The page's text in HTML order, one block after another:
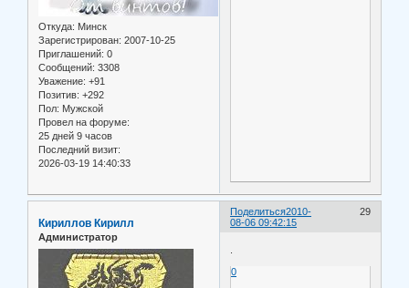
Откуда: Минск
Зарегистрирован: 2007-10-25
Приглашений: 0
Сообщений: 3308
Уважение: +91
Позитив: +292
Пол: Мужской
Провел на форуме:
25 дней 9 часов
Последний визит:
2026-03-19 14:40:33
Поделиться 29
2010-
08-06 09:42:15
Кириллов Кирилл
Администратор
0